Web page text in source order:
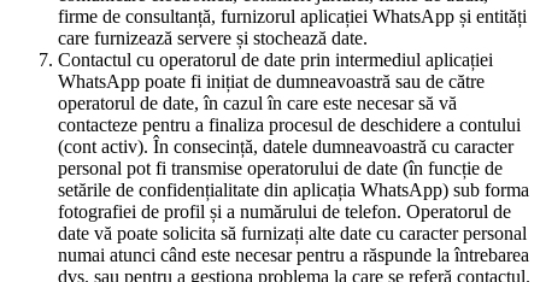
firme de consultanță, furnizorul aplicației WhatsApp și entități
care furnizează servere și stochează date.
Contactul cu operatorul de date prin intermediul aplicației
WhatsApp poate fi inițiat de dumneavoastră sau de către
operatorul de date, în cazul în care este necesar să vă
contacteze pentru a finaliza procesul de deschidere a contului
(cont activ). În consecință, datele dumneavoastră cu caracter
personal pot fi transmise operatorului de date (în funcție de
setările de confidențialitate din aplicația WhatsApp) sub forma
fotografiei de profil și a numărului de telefon. Operatorul de
date vă poate solicita să furnizați alte date cu caracter personal
numai atunci când este necesar pentru a răspunde la întrebarea
dvs. sau pentru a gestiona problema la care se referă contactul.